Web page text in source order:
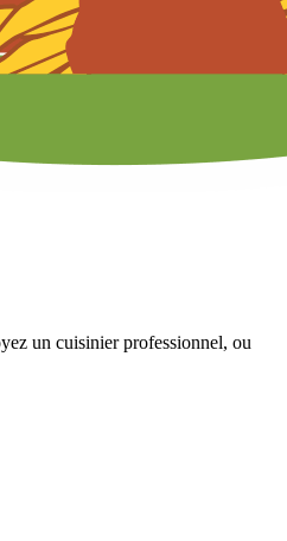
un cuisinier professionnel, ou